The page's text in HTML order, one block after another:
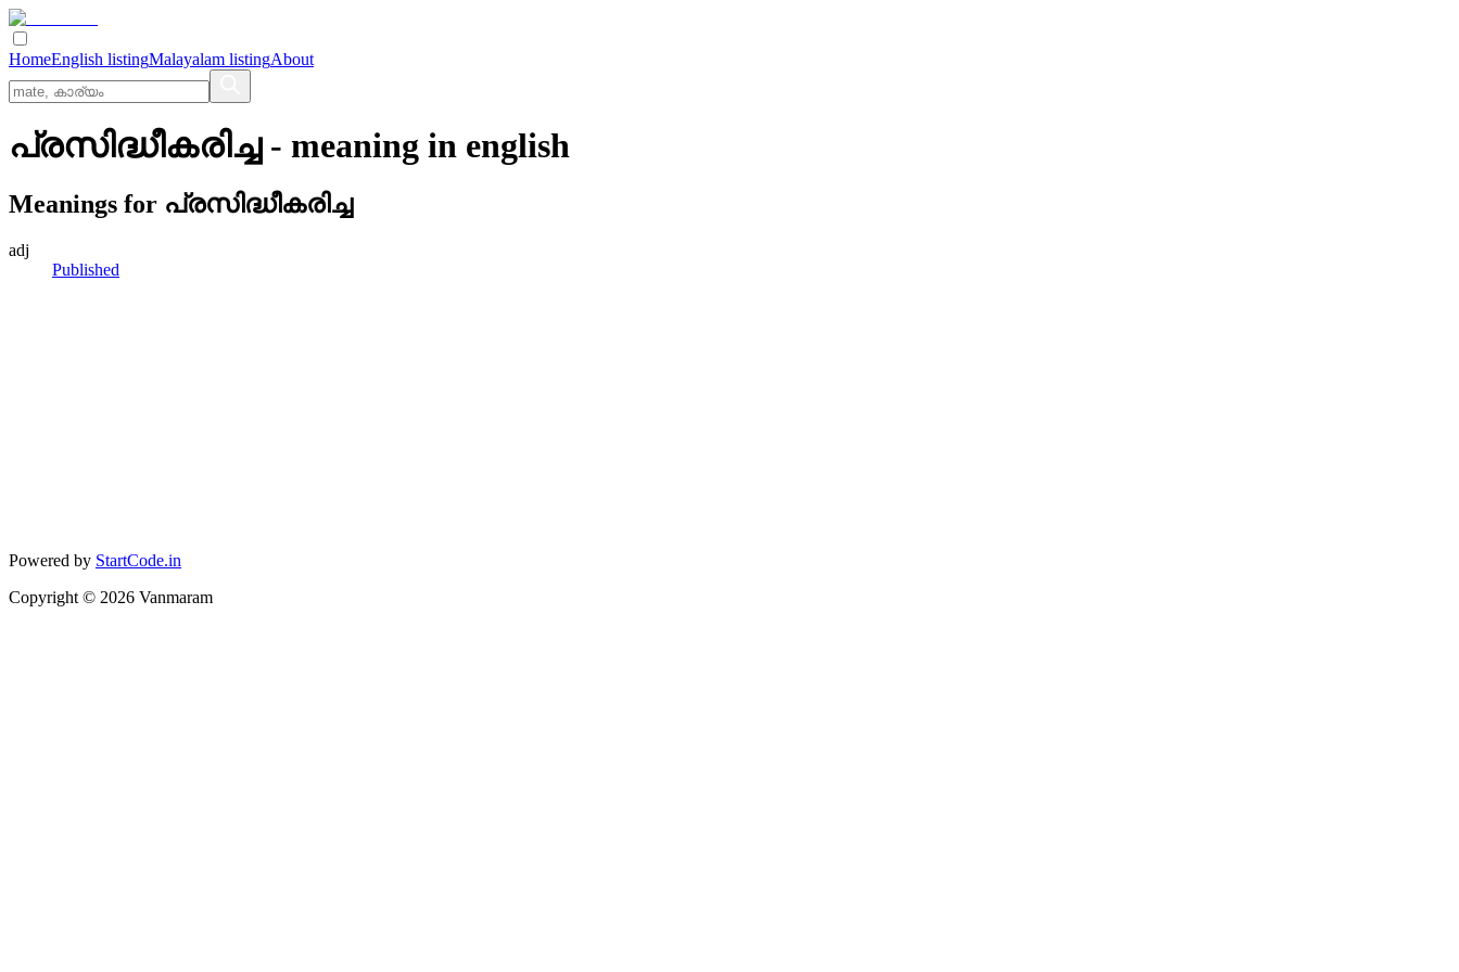
HomeEnglish listingMalayalam listingAbout
പ്രസിദ്ധീകരിച്ച- meaning in english
Meanings for പ്രസിദ്ധീകരിച്ച
adj
Published
Powered by StartCode.in
Copyright © 2026 Vanmaram